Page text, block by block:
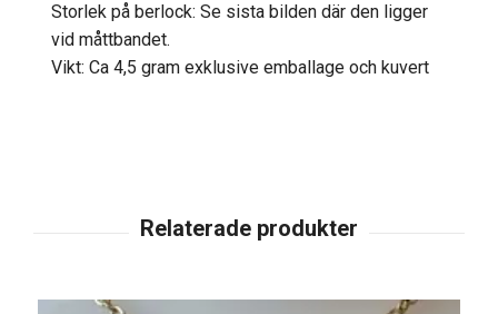
Storlek på berlock: Se sista bilden där den ligger
vid måttbandet.
Vikt: Ca 4,5 gram exklusive emballage och kuvert